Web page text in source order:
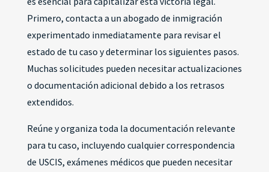
Primero, contacta a un abogado de inmigración
experimentado inmediatamente para revisar el
estado de tu caso y determinar los siguientes pasos.
Muchas solicitudes pueden necesitar actualizaciones
o documentación adicional debido a los retrasos
extendidos.
Reúne y organiza toda la documentación relevante
para tu caso, incluyendo cualquier correspondencia
de USCIS, exámenes médicos que pueden necesitar